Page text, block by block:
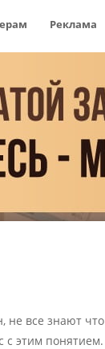
Реклама
не все знают что
с этим понятием.